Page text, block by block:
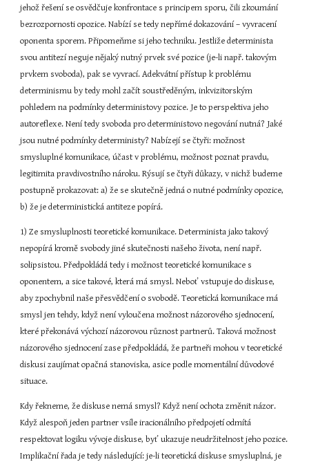
jehož řešení se osvědčuje konfrontace s principem sporu, čili zkoumání
bezrozpornosti opozice. Nabízí se tedy nepřímé dokazování – vyvracení
oponenta sporem. Připomeňme si jeho techniku. Jestliže determinista
svou antitezí neguje nějaký nutný prvek své pozice (je-li např. takovým
prvkem svoboda), pak se vyvrací. Adekvátní přístup k problému
determinismu by tedy mohl začít soustředěným, inkvizitorským
pohledem na podmínky deterministovy pozice. Je to perspektiva jeho
autoreflexe. Není tedy svoboda pro deterministovo negování nutná? Jaké
jsou nutné podmínky deterministy? Nabízejí se čtyři: možnost
smysluplné komunikace, účast v problému, možnost poznat pravdu,
legitimita pravdivostního nároku. Rýsují se čtyři důkazy, v nichž budeme
postupně prokazovat: a) že se skutečně jedná o nutné podmínky opozice,
b) že je deterministická antiteze popírá.
1) Ze smysluplnosti teoretické komunikace. Determinista jako takový
nepopírá kromě svobody jiné skutečnosti našeho života, není např.
solipsistou. Předpokládá tedy i možnost teoretické komunikace s
oponentem, a sice takové, která má smysl. Neboť vstupuje do diskuse,
aby zpochybnil naše přesvědčení o svobodě. Teoretická komunikace má
smysl jen tehdy, když není vyloučena možnost názorového sjednocení,
které překonává výchozí názorovou různost partnerů. Taková možnost
názorového sjednocení zase předpokládá, že partneři mohou v teoretické
diskusi zaujímat opačná stanoviska, asice podle momentální důvodové
situace.
Kdy řekneme, že diskuse nemá smysl? Když není ochota změnit názor.
Když alespoň jeden partner vsíle iracionálního předpojetí odmítá
respektovat logiku vývoje diskuse, byť ukazuje neudržitelnost jeho pozice.
Implikační řada je tedy následující: je-li teoretická diskuse smysluplná, je